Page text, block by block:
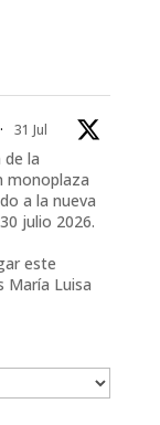
· 31 Jul
la
monoplaza
a la nueva
julio 2026.
este
María Luisa